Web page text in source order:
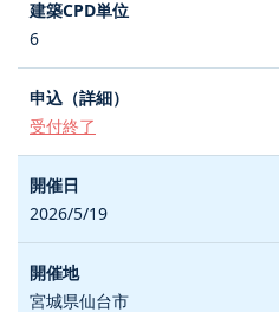
6
受付終了
2026/5/19
宮城県仙台市